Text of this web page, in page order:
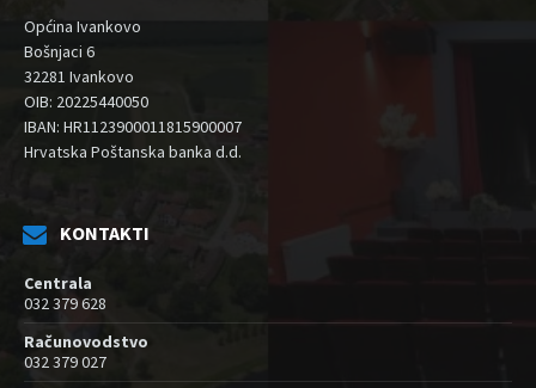
Općina Ivankovo
Bošnjaci 6
32281 Ivankovo
OIB: 20225440050
IBAN: HR1123900011815900007
Hrvatska Poštanska banka d.d.
KONTAKTI
Centrala
032 379 628
Računovodstvo
032 379 027